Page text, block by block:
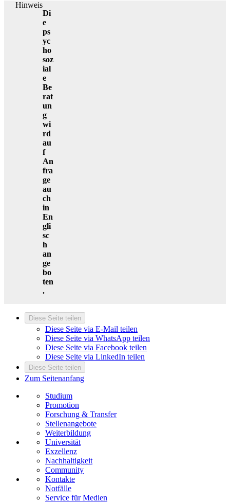
Hinweis
Di
e
ps
yc
ho
soz
ial
e
Be
rat
un
g
wi
rd
au
f
An
fra
ge
au
ch
in
En
gli
sc
h
an
ge
bo
ten
.
Diese Seite teilen
Diese Seite via E-Mail teilen
Diese Seite via WhatsApp teilen
Diese Seite via Facebook teilen
Diese Seite via LinkedIn teilen
Diese Seite teilen
Zum Seitenanfang
Studium
Promotion
Forschung & Transfer
Stellenangebote
Weiterbildung
Universität
Exzellenz
Nachhaltigkeit
Community
Kontakte
Notfälle
Service für Medien